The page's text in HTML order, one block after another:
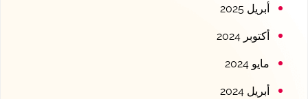
أبريل 2025
أكتوبر 2024
مايو 2024
أبريل 2024